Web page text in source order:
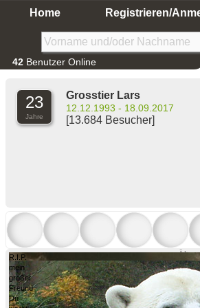
Home Registrieren/
42 Benutzer Online
23
Jahre
Grosstier Lars
12.12.1993 - 18.09.2017
[13.684 Besucher]
Ältere
R.I.P.
mein
großer
Freund
Du